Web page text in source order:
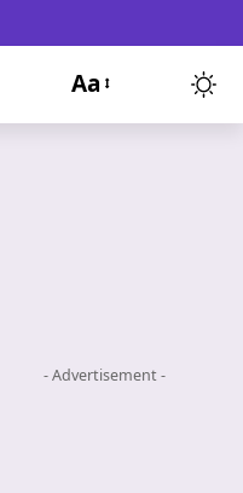
Aa
- Advertisement -